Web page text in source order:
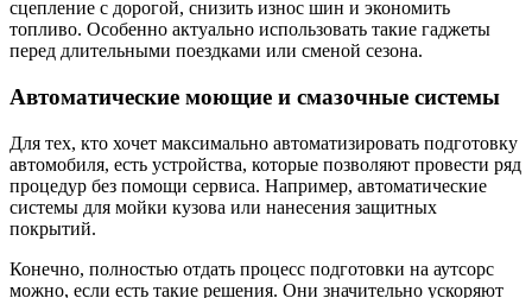
сцепление с дорогой, снизить износ шин и экономить
топливо. Особенно актуально использовать такие гаджеты
перед длительными поездками или сменой сезона.
Автоматические моющие и смазочные системы
Для тех, кто хочет максимально автоматизировать подготовку
автомобиля, есть устройства, которые позволяют провести ряд
процедур без помощи сервиса. Например, автоматические
системы для мойки кузова или нанесения защитных
покрытий.
Конечно, полностью отдать процесс подготовки на аутсорс
можно, если есть такие решения. Они значительно ускоряют